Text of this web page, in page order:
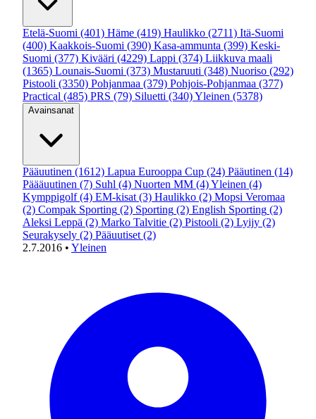
Etelä-Suomi (401) Häme (419) Haulikko (2711) Itä-Suomi
(400) Kaakkois-Suomi (390) Kasa-ammunta (399) Keski-
Suomi (377) Kivääri (4229) Lappi (374) Liikkuva maali
(1365) Lounais-Suomi (373) Mustaruuti (348) Nuoriso (292)
Pistooli (3350) Pohjanmaa (379) Pohjois-Pohjanmaa (377)
Practical (485) PRS (79) Siluetti (340)Yleinen (5378)
Avainsanat
Pääuutinen (1612) Lapua Eurooppa Cup (24) Pääutinen (14)
Päääuutinen (7) Suhl (4) Nuorten MM (4)Yleinen (4)
Kymppigolf (4) EM-kisat (3) Haulikko (2) Mopsi Veromaa
(2) Compak Sporting (2) Sporting (2) English Sporting (2)
Aleksi Leppä (2) Marko Talvitie (2) Pistooli (2) Lyijy (2)
Seurakysely (2) Pääuutiset (2)
2.7.2016 • Yleinen